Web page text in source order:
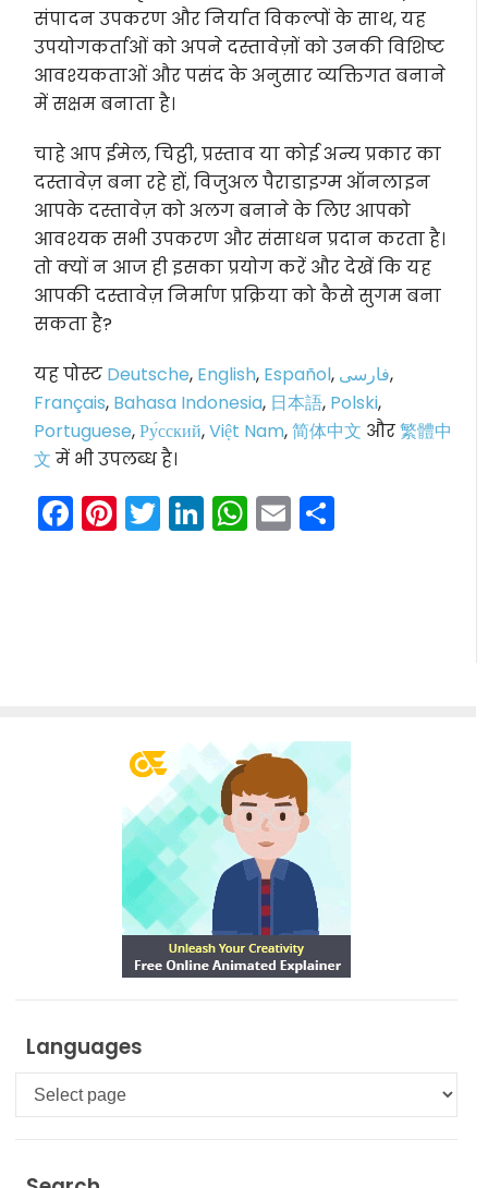
संपादन उपकरण और निर्यात विकल्पों के साथ, यह
उपयोगकर्ताओं को अपने दस्तावेज़ों को उनकी विशिष्ट
आवश्यकताओं और पसंद के अनुसार व्यक्तिगत बनाने
में सक्षम बनाता है।
चाहे आप ईमेल, चिट्ठी, प्रस्ताव या कोई अन्य प्रकार का
दस्तावेज़ बना रहे हों, विजुअल पैराडाइग्म ऑनलाइन
आपके दस्तावेज़ को अलग बनाने के लिए आपको
आवश्यक सभी उपकरण और संसाधन प्रदान करता है।
तो क्यों न आज ही इसका प्रयोग करें और देखें कि यह
आपकी दस्तावेज़ निर्माण प्रक्रिया को कैसे सुगम बना
सकता है?
यह पोस्ट Deutsche, English, Español, فارسی,
Français, Bahasa Indonesia, 日本語, Polski,
Portuguese,Ру́сский,Việt Nam,简体中文 और繁體中
文 में भी उपलब्ध है।
Facebook
Pinterest
Twitter
LinkedIn
WhatsApp
Email
Languages
Languages